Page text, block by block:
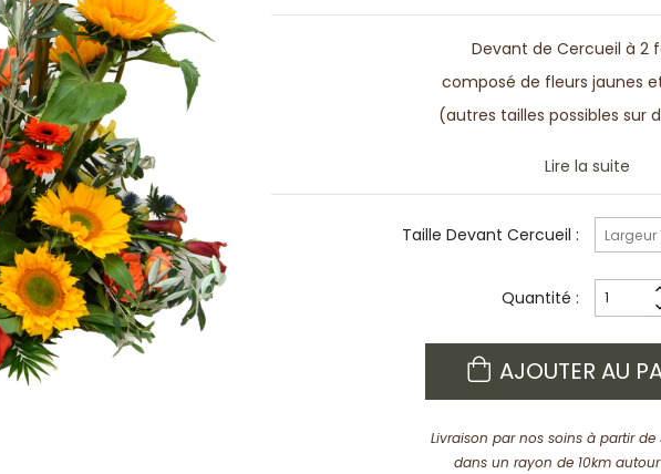
Devant de Cercueil à 2
composé de fleurs jaunes
(autres tailles possibles sur
Lire la suite
Taille Devant Cercueil :
Quantité :
AJOUTER AU
Livraison par nos soins à partir de
dans un rayon de 10km